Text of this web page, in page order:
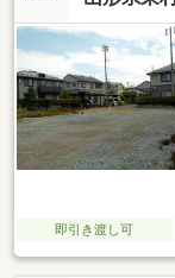
即引き渡し可